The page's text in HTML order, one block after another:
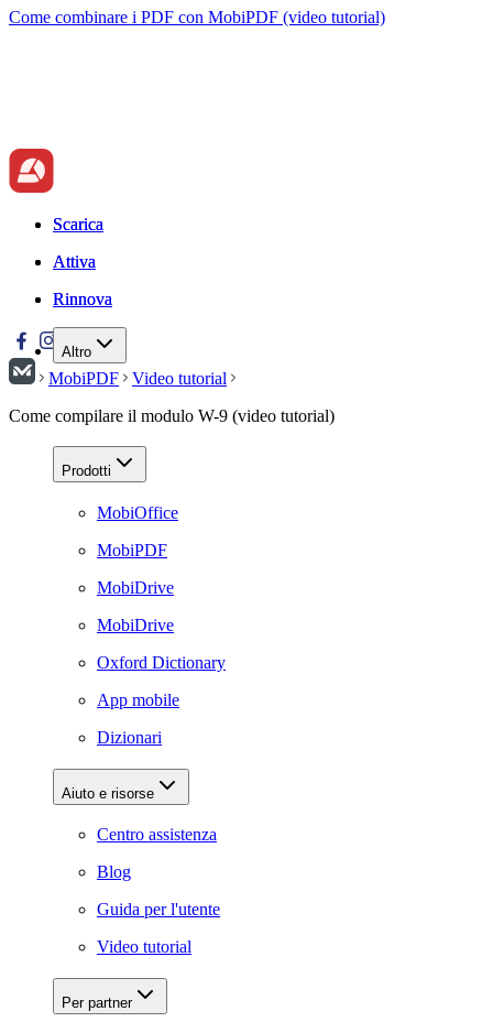
Come combinare i PDF con MobiPDF (video tutorial)
Scarica
Attiva
Rinnova
Altro
Scarica
Attiva
Rinnova
MobiPDF
Video tutorial
Come compilare il modulo W-9 (video tutorial)
Prodotti
MobiOffice
MobiPDF
MobiDrive
MobiDrive
Oxford Dictionary
App mobile
Dizionari
Aiuto e risorse
Centro assistenza
Blog
Guida per l'utente
Video tutorial
Per partner